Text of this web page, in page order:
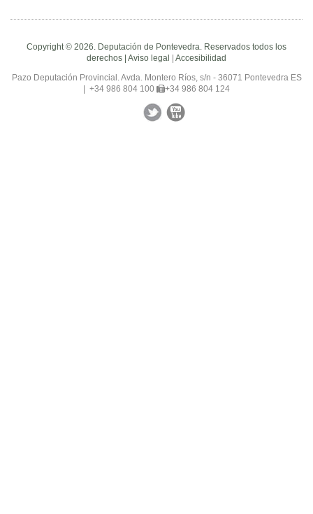
Copyright © 2026. Deputación de Pontevedra. Reservados todos los
derechos | Aviso legal | Accesibilidad
Pazo Deputación Provincial. Avda. Montero Ríos, s/n - 36071 Pontevedra ES
| +34 986 804 100
+34 986 804 124
Facebook TwitterYouTube